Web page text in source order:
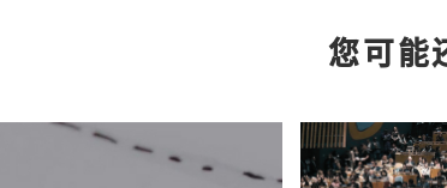
您可能